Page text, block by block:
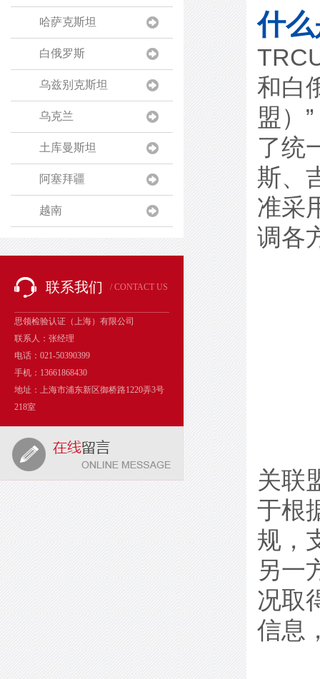
哈萨克斯坦
白俄罗斯
乌兹别克斯坦
乌克兰
土库曼斯坦
阿塞拜疆
越南
联系我们 / CONTACT US
思领检验认证（上海）有限公司
联系人：张经理
电话：021-50390399
手机：13661868430
地址：上海市浦东新区御桥路1220弄3号
218室
什
和白
盟）
了统
斯、
准采
调各
关联
于根
规，
另一
况取
信息